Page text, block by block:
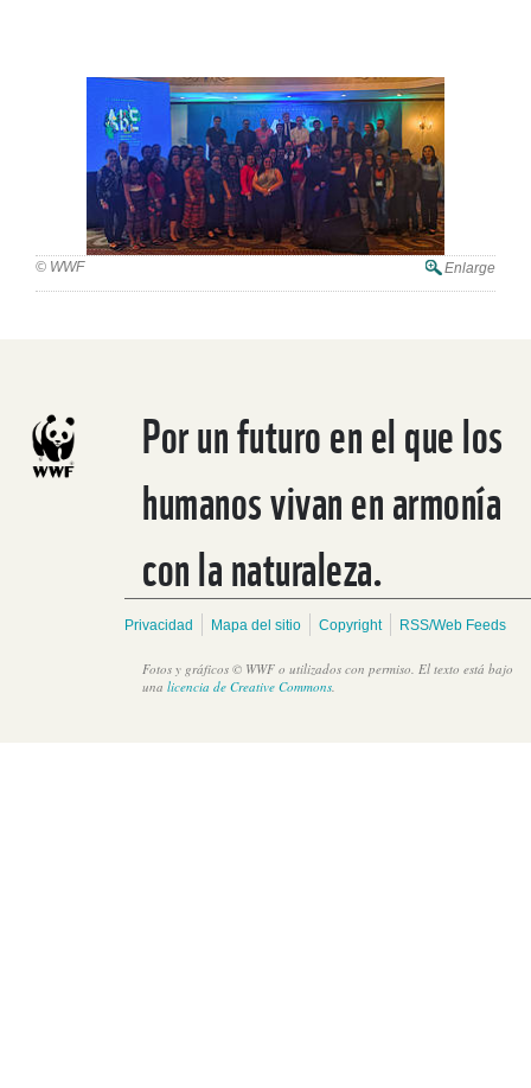
© WWF Enlarge
Por un futuro en el que los
humanos vivan en armonía
con la naturaleza.
Privacidad Mapa del sitio Copyright RSS/Web Feeds
Fotos y gráficos © WWF o utilizados con permiso. El texto está bajo
una licencia de Creative Commons.